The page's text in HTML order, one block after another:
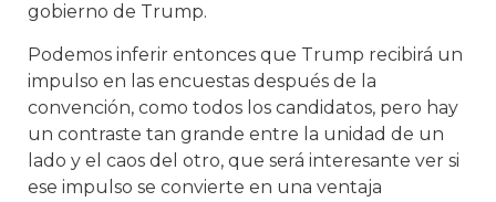
gobierno de Trump.
Podemos inferir entonces que Trump recibirá un
impulso en las encuestas después de la
convención, como todos los candidatos, pero hay
un contraste tan grande entre la unidad de un
lado y el caos del otro, que será interesante ver si
ese impulso se convierte en una ventaja